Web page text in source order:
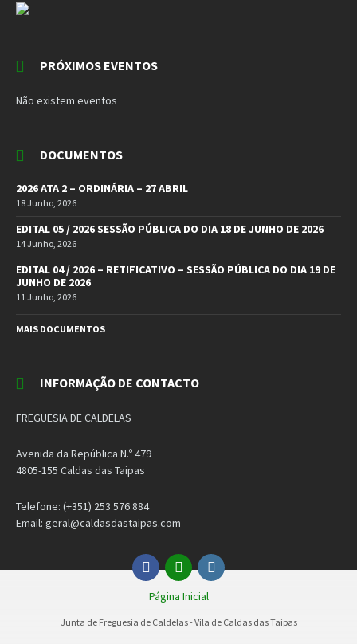
PRÓXIMOS EVENTOS
Não existem eventos
DOCUMENTOS
2026 ATA 2 – ORDINÁRIA – 27 ABRIL
18 Junho, 2026
EDITAL 05 / 2026 SESSÃO PÚBLICA DO DIA 18 DE JUNHO DE 2026
14 Junho, 2026
EDITAL 04 / 2026 – RETIFICATIVO – SESSÃO PÚBLICA DO DIA 19 DE
JUNHO DE 2026
11 Junho, 2026
MAIS DOCUMENTOS
INFORMAÇÃO DE CONTACTO
FREGUESIA DE CALDELAS
Avenida da República N.º 479
4805-155 Caldas das Taipas
Telefone: (+351) 253 576 884
Email: geral@caldasdastaipas.com
Facebook
EmailInstagram
Página Inicial
Junta de Freguesia de Caldelas - Vila de Caldas das Taipas